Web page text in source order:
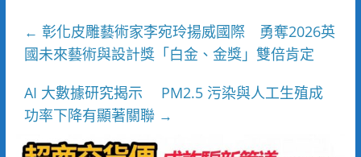
← 彰化皮雕藝術家李宛玲揚威國際 勇奪2026英
國未來藝術與設計獎「白金、金獎」雙倍肯定
AI 大數據研究揭示 PM2.5 污染與人工生殖成
功率下降有顯著關聯 →